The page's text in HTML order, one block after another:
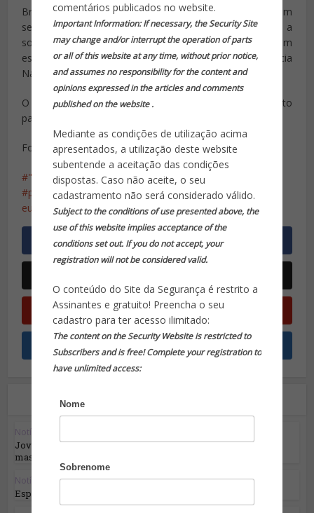
comentários publicados no website.
Important Information: If necessary, the Security Site
may change and/or interrupt the operation of parts
or all of this website at any time, without prior notice,
and assumes no responsibility for the content and
opinions expressed in the articles and comments
published on the website .
Mediante as condições de utilização acima
apresentados, a utilização deste website
subentende a aceitação das condições
dispostas. Caso não aceite, o seu
cadastramento não será considerado válido.
Subject to the conditions of use presented above, the
use of this website implies acceptance of the
conditions set out. If you do not accept, your
registration will not be considered valid.
O conteúdo do Site da Segurança é restrito a
Assinantes e gratuito! Preencha o seu
cadastro para ter acesso ilimitado:
The content on the Security Website is restricted to
Subscribers and is free! Complete your registration to
have unlimited access:
Nome
Sobrenome
Bruxelas e Washington chegaram a um acordo em
setembro, após quatro anos de negociações sob a
sombra das revelações sobre a espionagem americana em
escala global divulgadas pelo ex-consultor da Agência
Nacional de Segurança americana Edward Snowden.
O Parlamento Europeu ainda deve dar seu consentimento
para que o acordo seja válido.
Fonte: Isto É Dinheiro
"Umbrella agreement" acordo
Estado Unidos
proteção de dados
transferência de dados
união
européia
Notícias em Destaque
Jovem português usou Discord para comandar
massacres...
Notícias em Destaque
Espiões russos estão de volta e a recrutar...